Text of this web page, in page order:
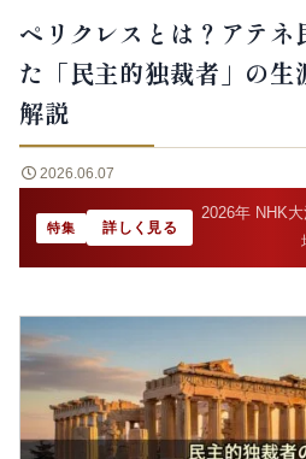
ペリクレスとは？アテネ
た「民主的独裁者」の生
解説
2026.06.07
特集 詳しく見る
2026年 NHK